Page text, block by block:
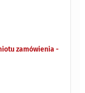
zamówienia -